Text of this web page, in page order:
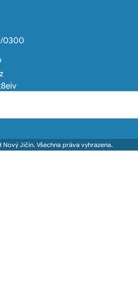
0300
Nový Jičín. Všechna práva vyhrazena.